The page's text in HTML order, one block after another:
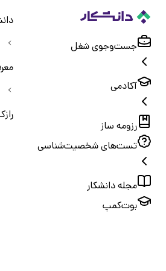
جست‌و‌جوی شغل
آکادمی
رزومه ساز
تست‌های شخصیت‌شناسی
مجله دانشکار
بوت‌کمپ